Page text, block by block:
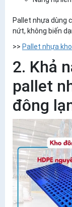
Pallet nhựa dùng
nứt, không biến
>> Pallet nhựa
2. Khả
pallet
đông